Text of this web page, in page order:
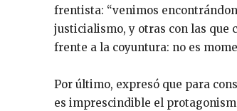
frentista: “venimos
justicialismo, y otras con las que
frente a la coyuntura: no es
Por último, expresó que para
es imprescindible el